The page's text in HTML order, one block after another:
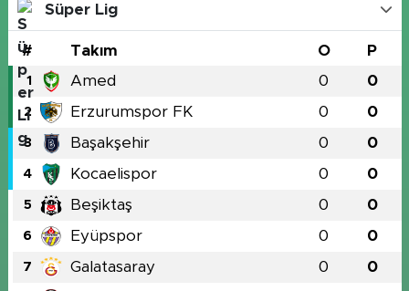
Süper Lig
# Takım O P
1 Amed 0 0
2 Erzurumspor FK 0 0
3 Başakşehir 0 0
4 Kocaelispor 0 0
5 Beşiktaş 0 0
6 Eyüpspor 0 0
7 Galatasaray 0 0